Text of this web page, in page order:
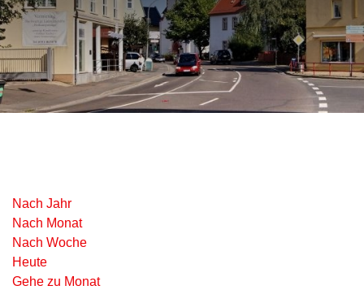
Nach Jahr
Nach Monat
Nach Woche
Heute
Gehe zu Monat